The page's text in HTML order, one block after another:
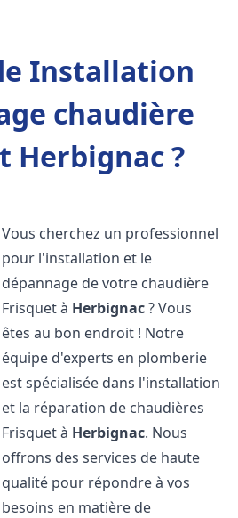
Installation
chaudière
Herbignac ?
Vous cherchez un professionnel
pour l'installation et le
dépannage de votre chaudière
Frisquet à Herbignac? Vous
êtes au bon endroit ! Notre
équipe d'experts en plomberie
est spécialisée dans l'installation
et la réparation de chaudières
Frisquet à Herbignac. Nous
offrons des services de haute
qualité pour répondre à vos
besoins en matière de